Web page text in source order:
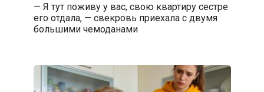
— Я тут поживу у вас, свою квартиру сестре
его отдала, — свекровь приехала с двумя
большими чемоданами